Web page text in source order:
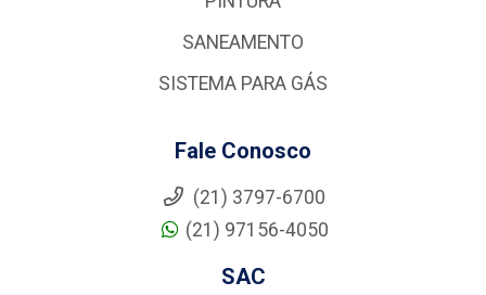
SANEAMENTO
SISTEMA PARA GÁS
Fale Conosco
(21) 3797-6700
(21) 97156-4050
SAC